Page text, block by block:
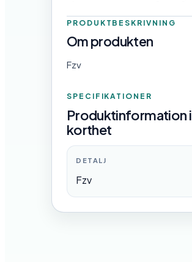
m
ä
n
d
PRODUKTBESKRIVNING
Om produkten
Fzv
SPECIFIKATIONER
Produktinformation i
korthet
DETALJ
Fzv